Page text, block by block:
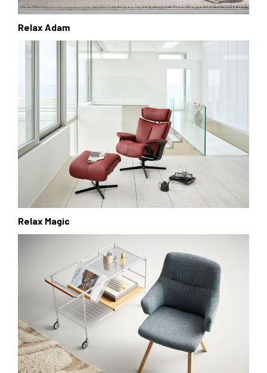
Relax Adam
Relax Magic